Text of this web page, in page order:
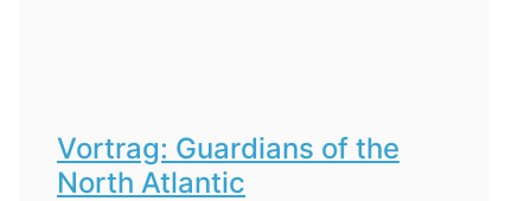
Vortrag: Guardians of the
North Atlantic